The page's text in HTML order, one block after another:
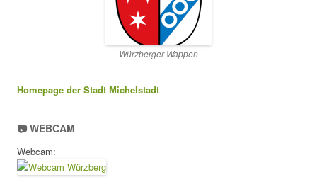
Würzberger Wappen
Homepage der Stadt Michelstadt
📷 WEBCAM
Webcam: